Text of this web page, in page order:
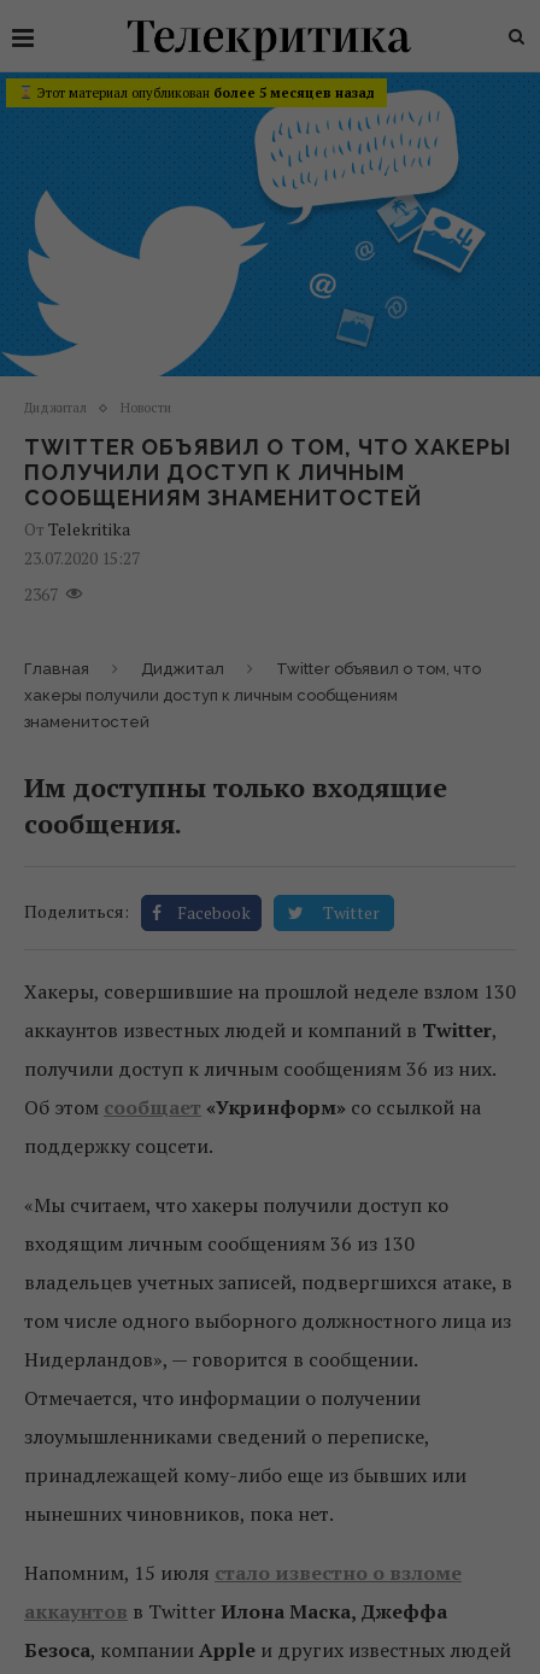
Этот материал опубликован более 5 месяцев назад
Диджитал Новости
TWITTER ОБЪЯВИЛ О ТОМ, ЧТО ХАКЕРЫ
ПОЛУЧИЛИ ДОСТУП К ЛИЧНЫМ
СООБЩЕНИЯМ ЗНАМЕНИТОСТЕЙ
От Telekritika
23.07.2020 15:27
2367
Главная Диджитал
Twitter объявил о том, что
хакеры получили доступ к личным сообщениям
знаменитостей
Им доступны только входящие
сообщения.
Поделиться: Facebook Twitter
Хакеры, совершившие на прошлой неделе взлом 130
аккаунтов известных людей и компаний в Twitter,
получили доступ к личным сообщениям 36 из них.
Об этом сообщает «Укринформ» со ссылкой на
поддержку соцсети.
«Мы считаем, что хакеры получили доступ ко
входящим личным сообщениям 36 из 130
владельцев учетных записей, подвергшихся атаке, в
том числе одного выборного должностного лица из
Нидерландов», — говорится в сообщении.
Отмечается, что информации о получении
злоумышленниками сведений о переписке,
принадлежащей кому-либо еще из бывших или
нынешних чиновников, пока нет.
Напомним, 15 июля стало известно о взломе
аккаунтов в Twitter Илона Маска, Джеффа
Безоса, компанииApple и других известных людей